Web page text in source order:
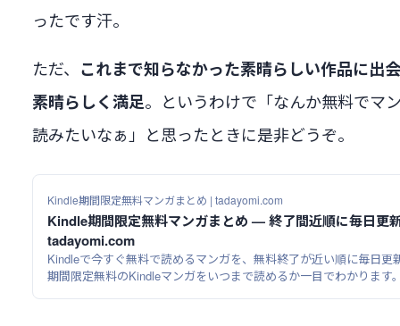
ったです汗。
ただ、 これまで知らなかった素晴らしい作品に出
素晴らしく満足。というわけで「なんか無料でマ
読みたいなぁ」と思ったときに是非どうぞ。
Kindle期間限定無料マンガまとめ | tadayomi.com
Kindle期間限定無料マンガまとめ — 終了間近順に毎日更
tadayomi.com
Kindleで今すぐ無料で読めるマンガを、無料終了が近い順に毎日更
期間限定無料のKindleマンガをいつまで読めるか一目でわかります